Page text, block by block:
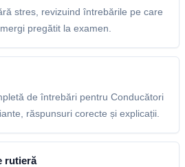
stres, revizuind întrebările pe care
pregătit la examen.
de întrebări pentru Conducători
răspunsuri corecte și explicații.
rutieră